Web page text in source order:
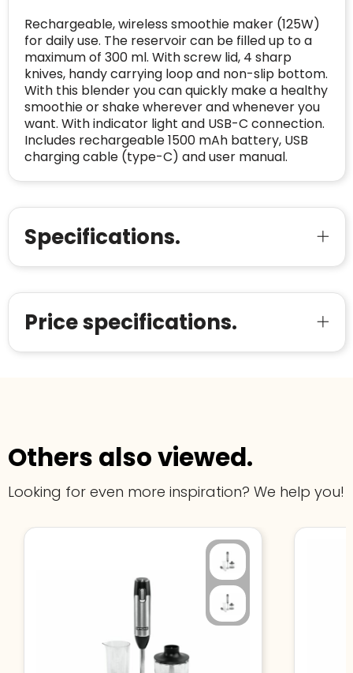
Rechargeable, wireless smoothie maker (125W)
for daily use. The reservoir can be filled up to a
maximum of 300 ml. With screw lid, 4 sharp
knives, handy carrying loop and non-slip bottom.
With this blender you can quickly make a healthy
smoothie or shake wherever and whenever you
want. With indicator light and USB-C connection.
Includes rechargeable 1500 mAh battery, USB
charging cable (type-C) and user manual.
Specifications.
Price specifications.
Others also viewed.
Looking for even more inspiration? We help you!
E-
mailadres :
mia@linkkado.be Geverifieerd
BEDRIJFSGEGEVENS
Bedrijfsnaam: Linkkado
Domein: linkkado.be
Aantal werknemers: 1-10
Trustindex-certificaat
2026-04-22
Safe Browsing:geen probleem
gedetecteerd
Blacklist Geen site op de zwarte lijst
Geldig SSL-certificaat
Spam E-mail is spamvrij
Websites die consequent een hoog niveau
van klanttevredenheid handhaven en
voldoen aan een hoog niveau van
veiligheidsprotocol, kunnen Trustindex-
certificaat verkrijgen. Zoekt u bij het winkelen
naar de certificaten van Trustindex en koopt u
met vertrouwen!
Meer informatie»
Bouwt u vertrouwen op en verhoogt u uw
verkoop met de Trustindex-certificaat.
Meer informatie»